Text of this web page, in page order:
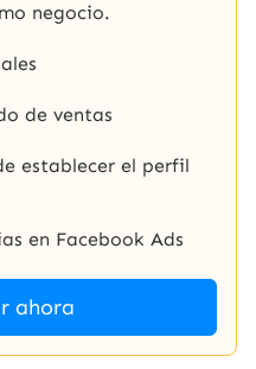
negocio.
de ventas
establecer el perfil
en Facebook Ads
ahora